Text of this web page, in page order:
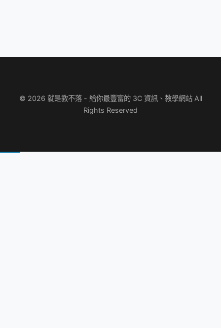
© 2026 就是教不落 - 給你最豐富的 3C 資訊、教學網站 All
Rights Reserved